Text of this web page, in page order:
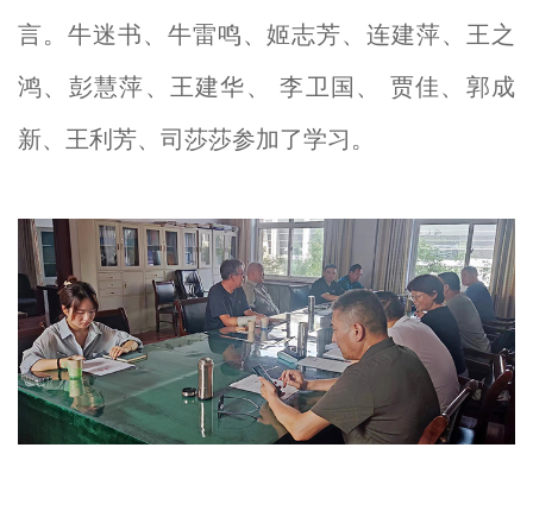
言。牛迷书、牛雷鸣、姬志芳、连建萍、王之
鸿、彭慧萍、王建华、 李卫国、 贾佳、郭成
新、王利芳、司莎莎参加了学习。